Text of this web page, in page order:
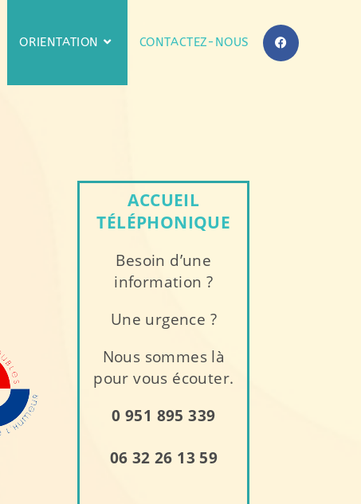
ORIENTATION CONTACTEZ-NOUS
ACCUEIL
TÉLÉPHONIQUE
Besoin d’une
information ?
Une urgence ?
Nous sommes là
pour vous écouter.
0 951 895 339
06 32 26 13 59